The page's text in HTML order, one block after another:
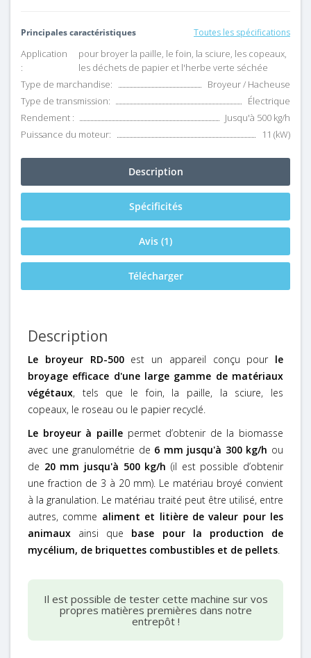
Principales caractéristiques Toutes les spécifications
Application
:
pour broyer la paille, le foin, la sciure, les copeaux,
les déchets de papier et l'herbe verte séchée
Type de marchandise:
Broyeur / Hacheuse
Type de transmission:
Électrique
Rendement :
Jusqu'à 500 kg/h
Puissance du moteur:
11 (kW)
Description
Spécificités
Avis (1)
Télécharger
Description
Le broyeur RD-500est un appareil conçu pour le
broyage efficace d'une large gamme de matériaux
végétaux, tels que le foin, la paille, la sciure, les
copeaux, le roseau ou le papier recyclé.
Le broyeur à paillepermet d’obtenir de la biomasse
avec une granulométrie de 6 mm jusqu'à 300 kg/h ou
de 20 mm jusqu'à 500 kg/h (il est possible d’obtenir
une fraction de 3 à 20 mm). Le matériau broyé convient
à la granulation. Le matériau traité peut être utilisé, entre
autres, comme aliment et litière de valeur pour les
animaux ainsi que base pour la production de
mycélium, de briquettes combustibles et de pellets
Il est possible de tester cette machine sur vos
propres matières premières dans notre
entrepôt !